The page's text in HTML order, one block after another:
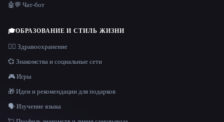
🤖💬 Чат-бот
🎓ОБРАЗОВАНИЕ И СТИЛЬ ЖИЗНИ
👩‍⚕️ Здравоохранение
💞 Знакомства и социальные сети
🎮 Игры
🎁 Идеи и рекомендации для подарков
🗣️ Изучение языка